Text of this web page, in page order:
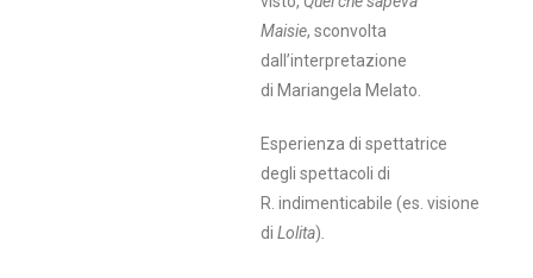
Maisie, sconvolta
dall’interpretazione
di Mariangela Melato.
Esperienza di spettatrice
degli spettacoli di
R. indimenticabile (es. visione
di Lolita)